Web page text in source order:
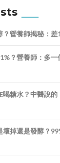
？營養師揭秘：
？營養師：多
喝糖水？中醫說
壞掉還是發酵？